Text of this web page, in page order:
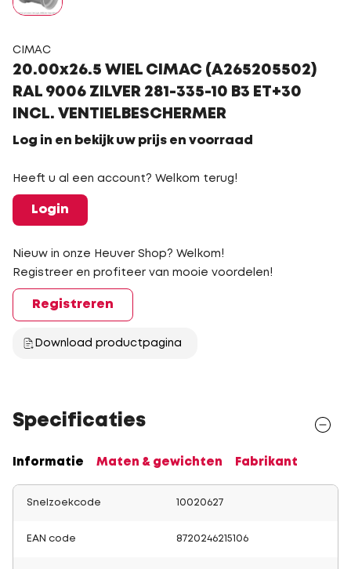
CIMAC
20.00x26.5 WIEL CIMAC (A265205502)
RAL 9006 ZILVER 281-335-10 B3 ET+30
INCL. VENTIELBESCHERMER
Log in en bekijk uw prijs en voorraad
Heeft u al een account? Welkom terug!
Login
Nieuw in onze Heuver Shop? Welkom!
Registreer en profiteer van mooie voordelen!
Registreren
Download productpagina
Specificaties
Informatie Maten & gewichten Fabrikant
Snelzoekcode 10020627
EAN code 8720246215106